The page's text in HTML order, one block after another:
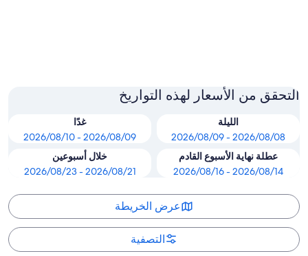
زيفير كوف
التحقق من الأسعار لهذه التواريخ
الليلة
2026/08/08 - 2026/08/09
غدًا
2026/08/09 - 2026/08/10
عطلة نهاية الأسبوع القادم
2026/08/14 - 2026/08/16
خلال أسبوعين
2026/08/21 - 2026/08/23
عرض الخريطة
التصفية